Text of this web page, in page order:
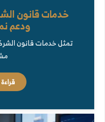
خدمات قانون
ودعم
تمثل خدمات قانون